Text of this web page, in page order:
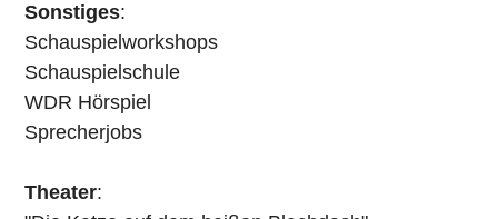
Sonstiges:
Schauspielworkshops
Schauspielschule
WDR Hörspiel
Sprecherjobs
Theater: